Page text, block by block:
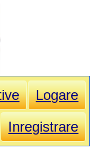
Logare
Inregistrare